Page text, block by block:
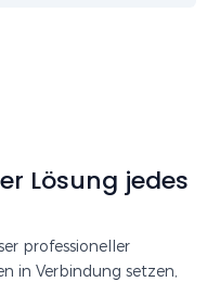
Lösung jedes
professioneller
in Verbindung setzen,